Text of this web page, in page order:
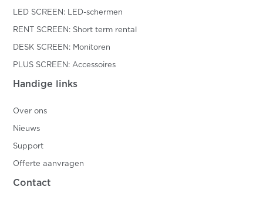
LED SCREEN: LED-schermen
RENT SCREEN: Short term rental
DESK SCREEN: Monitoren
PLUS SCREEN: Accessoires
Handige links
Over ons
Nieuws
Support
Offerte aanvragen
Contact